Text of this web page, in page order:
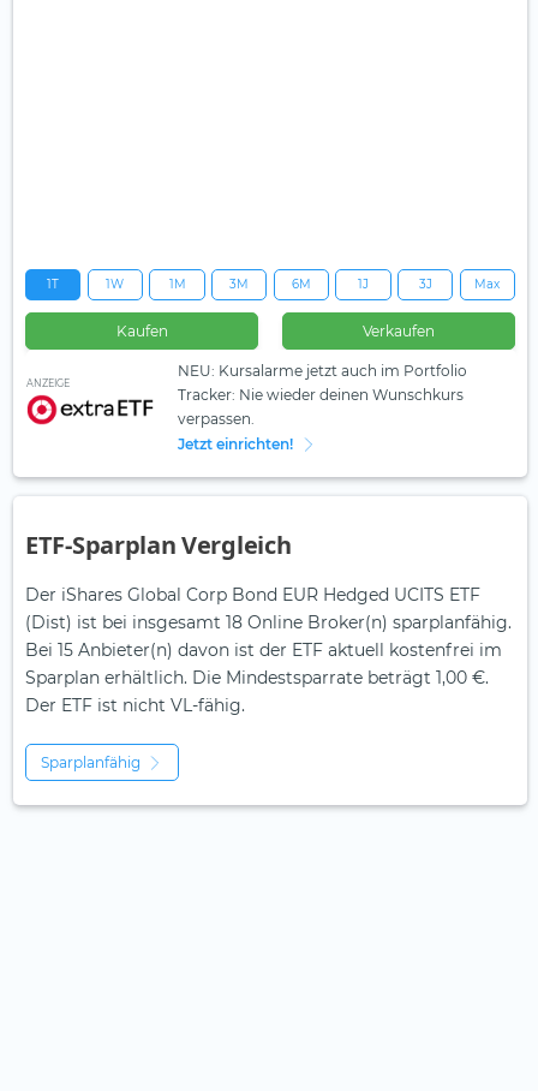
1T 1W 1M 3M 6M 1J 3J Max
Kaufen Verkaufen
ANZEIGE
NEU: Kursalarme jetzt auch im Portfolio
Tracker: Nie wieder deinen Wunschkurs
verpassen.
Jetzt einrichten!
ETF-Sparplan Vergleich
Der iShares Global Corp Bond EUR Hedged UCITS ETF
(Dist) ist bei insgesamt 18 Online Broker(n) sparplanfähig.
Bei 15 Anbieter(n) davon ist der ETF aktuell kostenfrei im
Sparplan erhältlich. Die Mindestsparrate beträgt 1,00 €.
Der ETF ist nicht VL-fähig.
Sparplanfähig